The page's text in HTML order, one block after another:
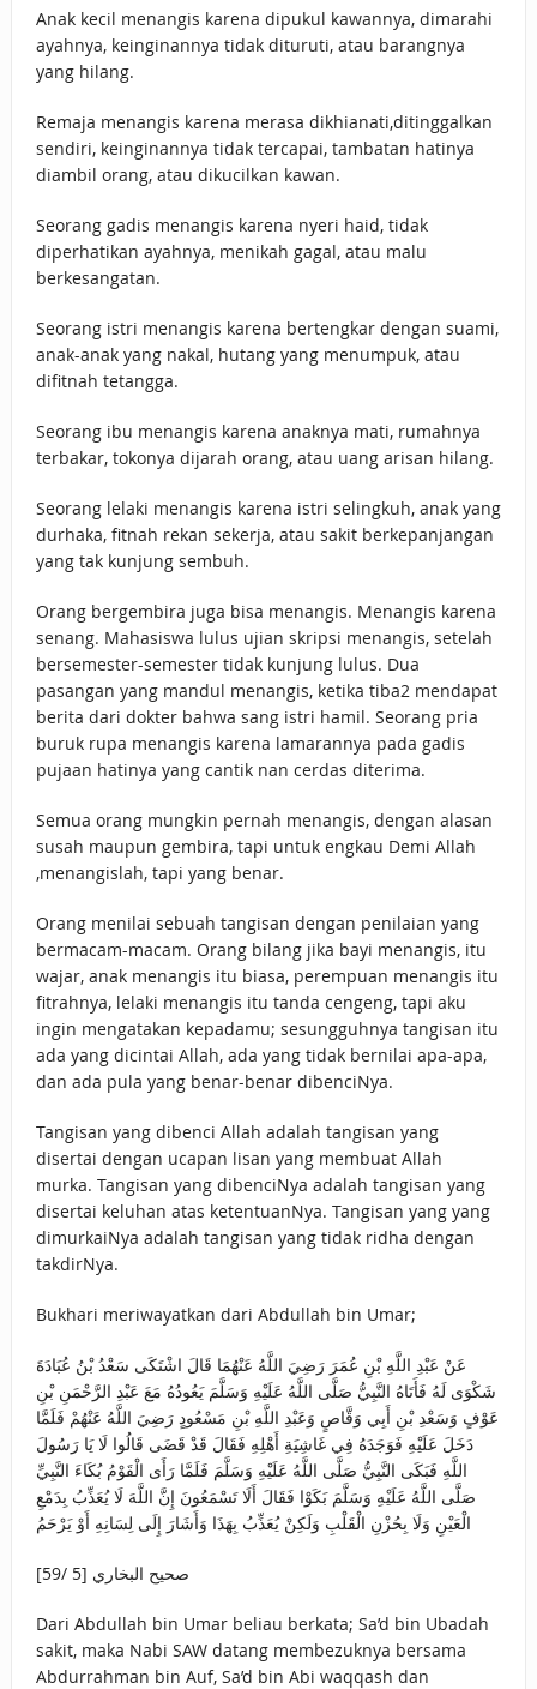
Anak kecil menangis karena dipukul kawannya, dimarahi
ayahnya, keinginannya tidak dituruti, atau barangnya
yang hilang.
Remaja menangis karena merasa dikhianati,ditinggalkan
sendiri, keinginannya tidak tercapai, tambatan hatinya
diambil orang, atau dikucilkan kawan.
Seorang gadis menangis karena nyeri haid, tidak
diperhatikan ayahnya, menikah gagal, atau malu
berkesangatan.
Seorang istri menangis karena bertengkar dengan suami,
anak-anak yang nakal, hutang yang menumpuk, atau
difitnah tetangga.
Seorang ibu menangis karena anaknya mati, rumahnya
terbakar, tokonya dijarah orang, atau uang arisan hilang.
Seorang lelaki menangis karena istri selingkuh, anak yang
durhaka, fitnah rekan sekerja, atau sakit berkepanjangan
yang tak kunjung sembuh.
Orang bergembira juga bisa menangis. Menangis karena
senang. Mahasiswa lulus ujian skripsi menangis, setelah
bersemester-semester tidak kunjung lulus. Dua
pasangan yang mandul menangis, ketika tiba2 mendapat
berita dari dokter bahwa sang istri hamil. Seorang pria
buruk rupa menangis karena lamarannya pada gadis
pujaan hatinya yang cantik nan cerdas diterima.
Semua orang mungkin pernah menangis, dengan alasan
susah maupun gembira, tapi untuk engkau Demi Allah
,menangislah, tapi yang benar.
Orang menilai sebuah tangisan dengan penilaian yang
bermacam-macam. Orang bilang jika bayi menangis, itu
wajar, anak menangis itu biasa, perempuan menangis itu
fitrahnya, lelaki menangis itu tanda cengeng, tapi aku
ingin mengatakan kepadamu; sesungguhnya tangisan itu
ada yang dicintai Allah, ada yang tidak bernilai apa-apa,
dan ada pula yang benar-benar dibenciNya.
Tangisan yang dibenci Allah adalah tangisan yang
disertai dengan ucapan lisan yang membuat Allah
murka. Tangisan yang dibenciNya adalah tangisan yang
disertai keluhan atas ketentuanNya. Tangisan yang yang
dimurkaiNya adalah tangisan yang tidak ridha dengan
takdirNya.
Bukhari meriwayatkan dari Abdullah bin Umar;
عَنْ عَبْدِ اللَّهِ بْنِ عُمَرَ رَضِيَ اللَّهُ عَنْهُمَا قَالَ اشْتَكَى سَعْدُ بْنُ عُبَادَةَ
شَكْوَى لَهُ فَأَتَاهُ النَّبِيُّ صَلَّى اللَّهُ عَلَيْهِ وَسَلَّمَ يَعُودُهُ مَعَ عَبْدِ الرَّحْمَنِ بْنِ
عَوْفٍ وَسَعْدِ بْنِ أَبِي وَقَّاصٍ وَعَبْدِ اللَّهِ بْنِ مَسْعُودٍ رَضِيَ اللَّهُ عَنْهُمْ فَلَمَّا
دَخَلَ عَلَيْهِ فَوَجَدَهُ فِي غَاشِيَةِ أَهْلِهِ فَقَالَ قَدْ قَضَى قَالُوا لَا يَا رَسُولَ
اللَّهِ فَبَكَى النَّبِيُّ صَلَّى اللَّهُ عَلَيْهِ وَسَلَّمَ فَلَمَّا رَأَى الْقَوْمُ بُكَاءَ النَّبِيِّ
صَلَّى اللَّهُ عَلَيْهِ وَسَلَّمَ بَكَوْا فَقَالَ أَلَا تَسْمَعُونَ إِنَّ اللَّهَ لَا يُعَذِّبُ بِدَمْعِ
الْعَيْنِ وَلَا بِحُزْنِ الْقَلْبِ وَلَكِنْ يُعَذِّبُ بِهَذَا وَأَشَارَ إِلَى لِسَانِهِ أَوْ يَرْحَمُ
صحيح البخاري [5 /59]
Dari Abdullah bin Umar beliau berkata; Sa’d bin Ubadah
sakit, maka Nabi SAW datang membezuknya bersama
Abdurrahman bin Auf, Sa’d bin Abi waqqash dan